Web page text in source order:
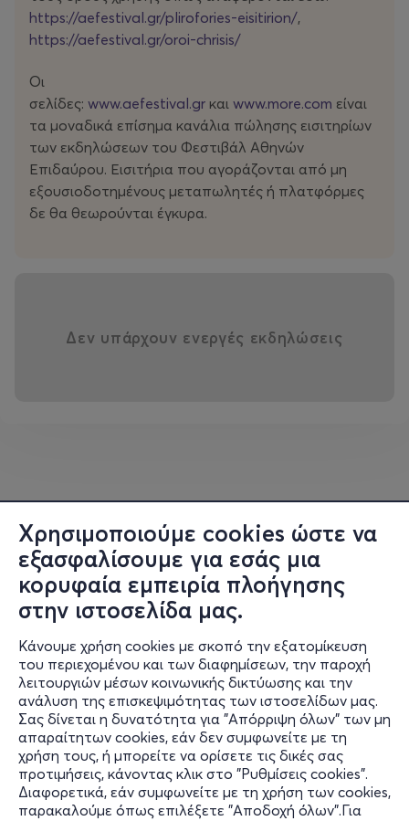
Χρησιμοποιούμε cookies ώστε να
εξασφαλίσουμε για εσάς μια
κορυφαία εμπειρία πλοήγησης
στην ιστοσελίδα μας.
Κάνουμε χρήση cookies με σκοπό την εξατομίκευση
του περιεχομένου και των διαφημίσεων, την παροχή
λειτουργιών μέσων κοινωνικής δικτύωσης και την
ανάλυση της επισκεψιμότητας των ιστοσελίδων μας.
Σας δίνεται η δυνατότητα για "Απόρριψη όλων" των μη
απαραίτητων cookies, εάν δεν συμφωνείτε με τη
χρήση τους, ή μπορείτε να ορίσετε τις δικές σας
προτιμήσεις, κάνοντας κλικ στο "Ρυθμίσεις cookies".
Διαφορετικά, εάν συμφωνείτε με τη χρήση των cookies,
παρακαλούμε όπως επιλέξετε "Αποδοχή όλων".Για
https://aefestival.gr/plirofories-eisitirion/,
https://aefestival.gr/oroi-chrisis/
Οι
σελίδες: www.aefestival.gr και www.more.com είναι
τα μοναδικά επίσημα κανάλια πώλησης εισιτηρίων
των εκδηλώσεων του Φεστιβάλ Αθηνών
Επιδαύρου. Εισιτήρια που αγοράζονται από μη
εξουσιοδοτημένους μεταπωλητές ή πλατφόρμες
δε θα θεωρούνται έγκυρα.
Δεν υπάρχουν ενεργές εκδηλώσεις
Πληροφορίες
Υποστήριξη
Stay Connected